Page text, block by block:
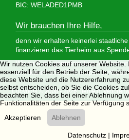
BIC: WELADED1PMB
Wir brauchen Ihre Hilfe,
denn wir erhalten keinerlei
finanzieren das Tierheim aus
Wir sind als gemeinnützig und
anerkannt und dürfen
Copyright © 2008 - 2026 Tierheim
Wir nutzen Cookies auf unserer Website.
essenziell für den Betrieb der Seite,
diese Website und die Nutzererfahrung
selbst entscheiden, ob Sie die Cookies
beachten Sie, dass bei einer Ablehnung
Funktionalitäten der Seite zur Verfügung
Akzeptieren
Ablehnen
Datenschutz|